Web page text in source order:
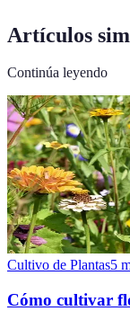
Artículos
Continúa leyendo
Cultivo de Plantas5
Cómo cultivar